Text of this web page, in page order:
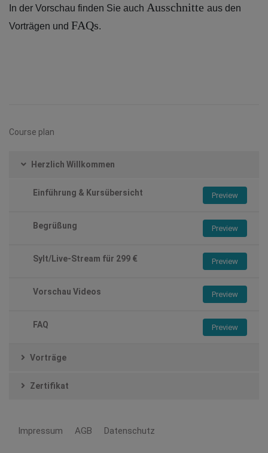
In der Vorschau finden Sie auch Ausschnitte aus den
Vorträgen und FAQs.
Course plan
Herzlich Willkommen
Einführung & Kursübersicht Preview
Begrüßung Preview
Sylt/Live-Stream für 299 € Preview
Vorschau Videos Preview
FAQ Preview
Vorträge
Zertifikat
Impressum AGB Datenschutz